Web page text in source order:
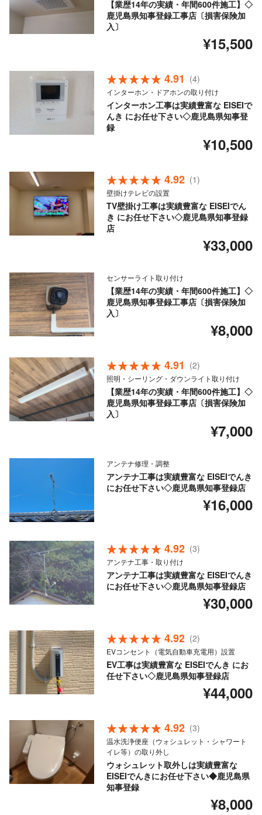
【業歴14年の実績・年間600件施工】◇
鹿児島県知事登録工事店〔損害保険加
入〕
¥15,500
4.91 (4)
インターホン・ドアホンの取り付け
インターホン工事は実績豊富な EISEIで
んき にお任せ下さい◇鹿児島県知事登
録
¥10,500
4.92 (1)
壁掛けテレビの設置
TV壁掛け工事は実績豊富な EISEIでん
き にお任せ下さい◇鹿児島県知事登録
店
¥33,000
センサーライト取り付け
【業歴14年の実績・年間600件施工】◇
鹿児島県知事登録工事店〔損害保険加
入〕
¥8,000
4.91 (2)
照明・シーリング・ダウンライト取り付け
【業歴14年の実績・年間600件施工】◇
鹿児島県知事登録工事店〔損害保険加
入〕
¥7,000
アンテナ修理・調整
アンテナ工事は実績豊富な EISEIでんき
にお任せ下さい◇鹿児島県知事登録店
¥16,000
4.92 (3)
アンテナ工事・取り付け
アンテナ工事は実績豊富な EISEIでんき
にお任せ下さい◇鹿児島県知事登録店
¥30,000
4.92 (2)
EVコンセント（電気自動車充電用）設置
EV工事は実績豊富な EISEIでんき にお
任せ下さい◇鹿児島県知事登録店
¥44,000
4.92 (3)
温水洗浄便座（ウォシュレット・シャワート
イレ等）の取り外し
ウォシュレット取外しは実績豊富な
EISEIでんきにお任せ下さい◆鹿児島県
知事登録
¥8,000